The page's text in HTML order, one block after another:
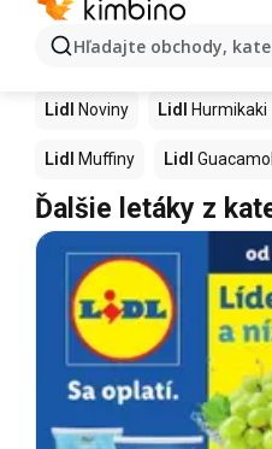
Hľadajte obchody,
Ďalšie produkty v
Lidl Kapor
Lidl Noviny Lidl Hurmikaki
Lidl Muffiny Lidl
Ďalšie letáky z